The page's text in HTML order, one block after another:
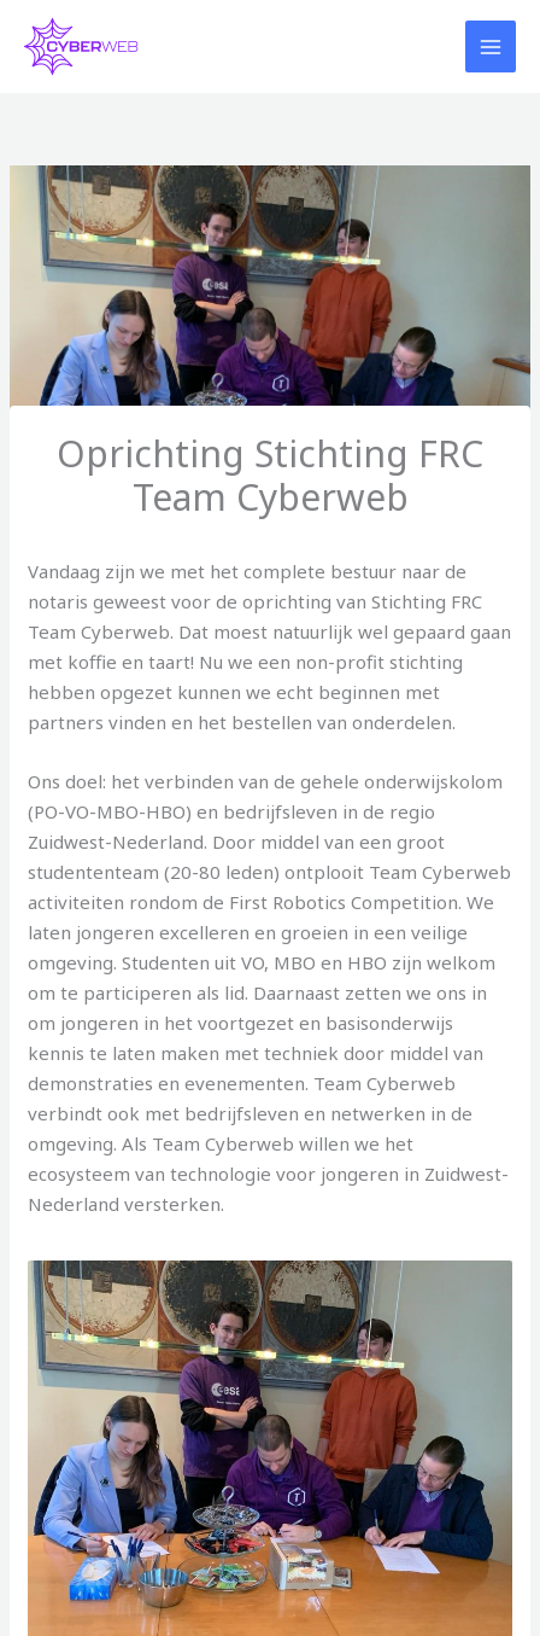
content
Oprichting Stichting FRC
Team Cyberweb
Vandaag zijn we met het complete bestuur naar de
notaris geweest voor de oprichting van Stichting FRC
Team Cyberweb. Dat moest natuurlijk wel gepaard gaan
met koffie en taart! Nu we een non-profit stichting
hebben opgezet kunnen we echt beginnen met
partners vinden en het bestellen van onderdelen.
Ons doel: het verbinden van de gehele onderwijskolom
(PO-VO-MBO-HBO) en bedrijfsleven in de regio
Zuidwest-Nederland. Door middel van een groot
studententeam (20-80 leden) ontplooit Team Cyberweb
activiteiten rondom de First Robotics Competition. We
laten jongeren excelleren en groeien in een veilige
omgeving. Studenten uit VO, MBO en HBO zijn welkom
om te participeren als lid. Daarnaast zetten we ons in
om jongeren in het voortgezet en basisonderwijs
kennis te laten maken met techniek door middel van
demonstraties en evenementen. Team Cyberweb
verbindt ook met bedrijfsleven en netwerken in de
omgeving. Als Team Cyberweb willen we het
ecosysteem van technologie voor jongeren in Zuidwest-
Nederland versterken.